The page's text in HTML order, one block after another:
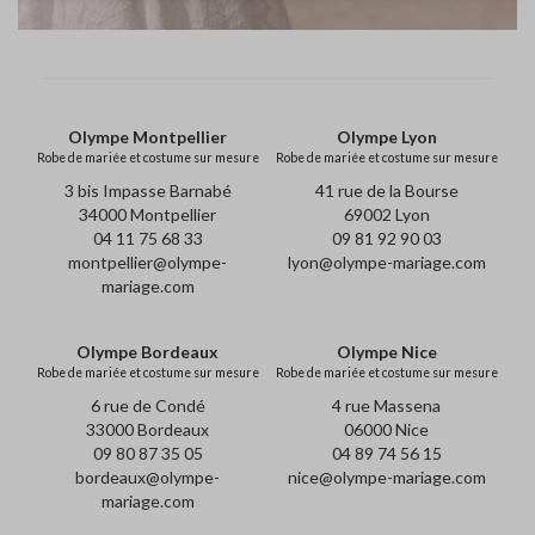
Olympe Montpellier
Robe de mariée et costume sur mesure
3 bis Impasse Barnabé
34000 Montpellier
04 11 75 68 33
montpellier@olympe-
mariage.com
Olympe Lyon
Robe de mariée et costume sur mesure
41 rue de la Bourse
69002 Lyon
09 81 92 90 03
lyon@olympe-mariage.com
Olympe Bordeaux
Robe de mariée et costume sur mesure
6 rue de Condé
33000 Bordeaux
09 80 87 35 05
bordeaux@olympe-
mariage.com
Olympe Nice
Robe de mariée et costume sur mesure
4 rue Massena
06000 Nice
04 89 74 56 15
nice@olympe-mariage.com